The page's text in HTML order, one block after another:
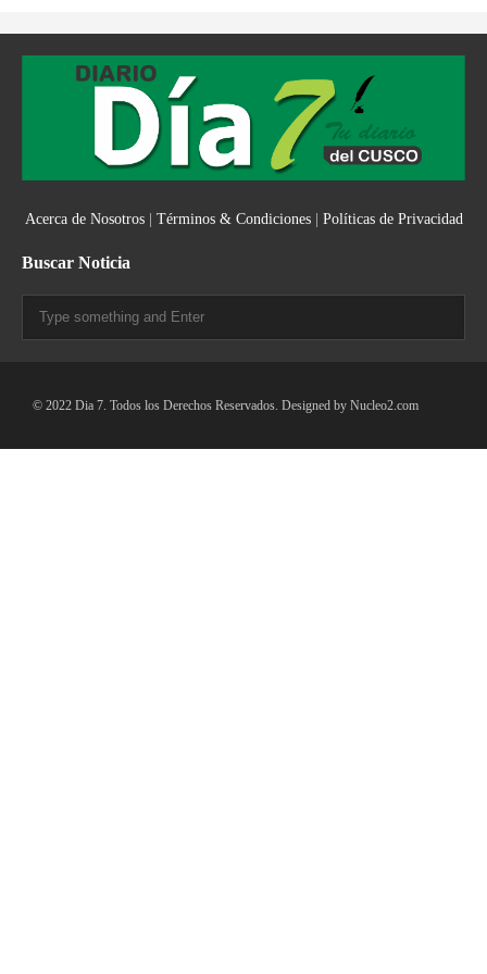
Acerca de Nosotros| Términos & Condiciones| Políticas de Privacidad
Buscar Noticia
© 2022 Dia 7. Todos los Derechos Reservados. Designed by Nucleo2.com